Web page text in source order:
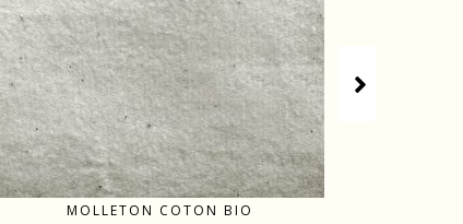
MOLLETON COTON BIO